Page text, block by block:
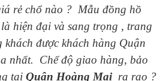
rẻ chổ nào ? Mẫu đồng hồ
hiện đại và sang trọng , trang
được khách hàng Quận
nhất. Chế độ giao hàng, bảo
tại Quận Hoàng Mai ra rao ?